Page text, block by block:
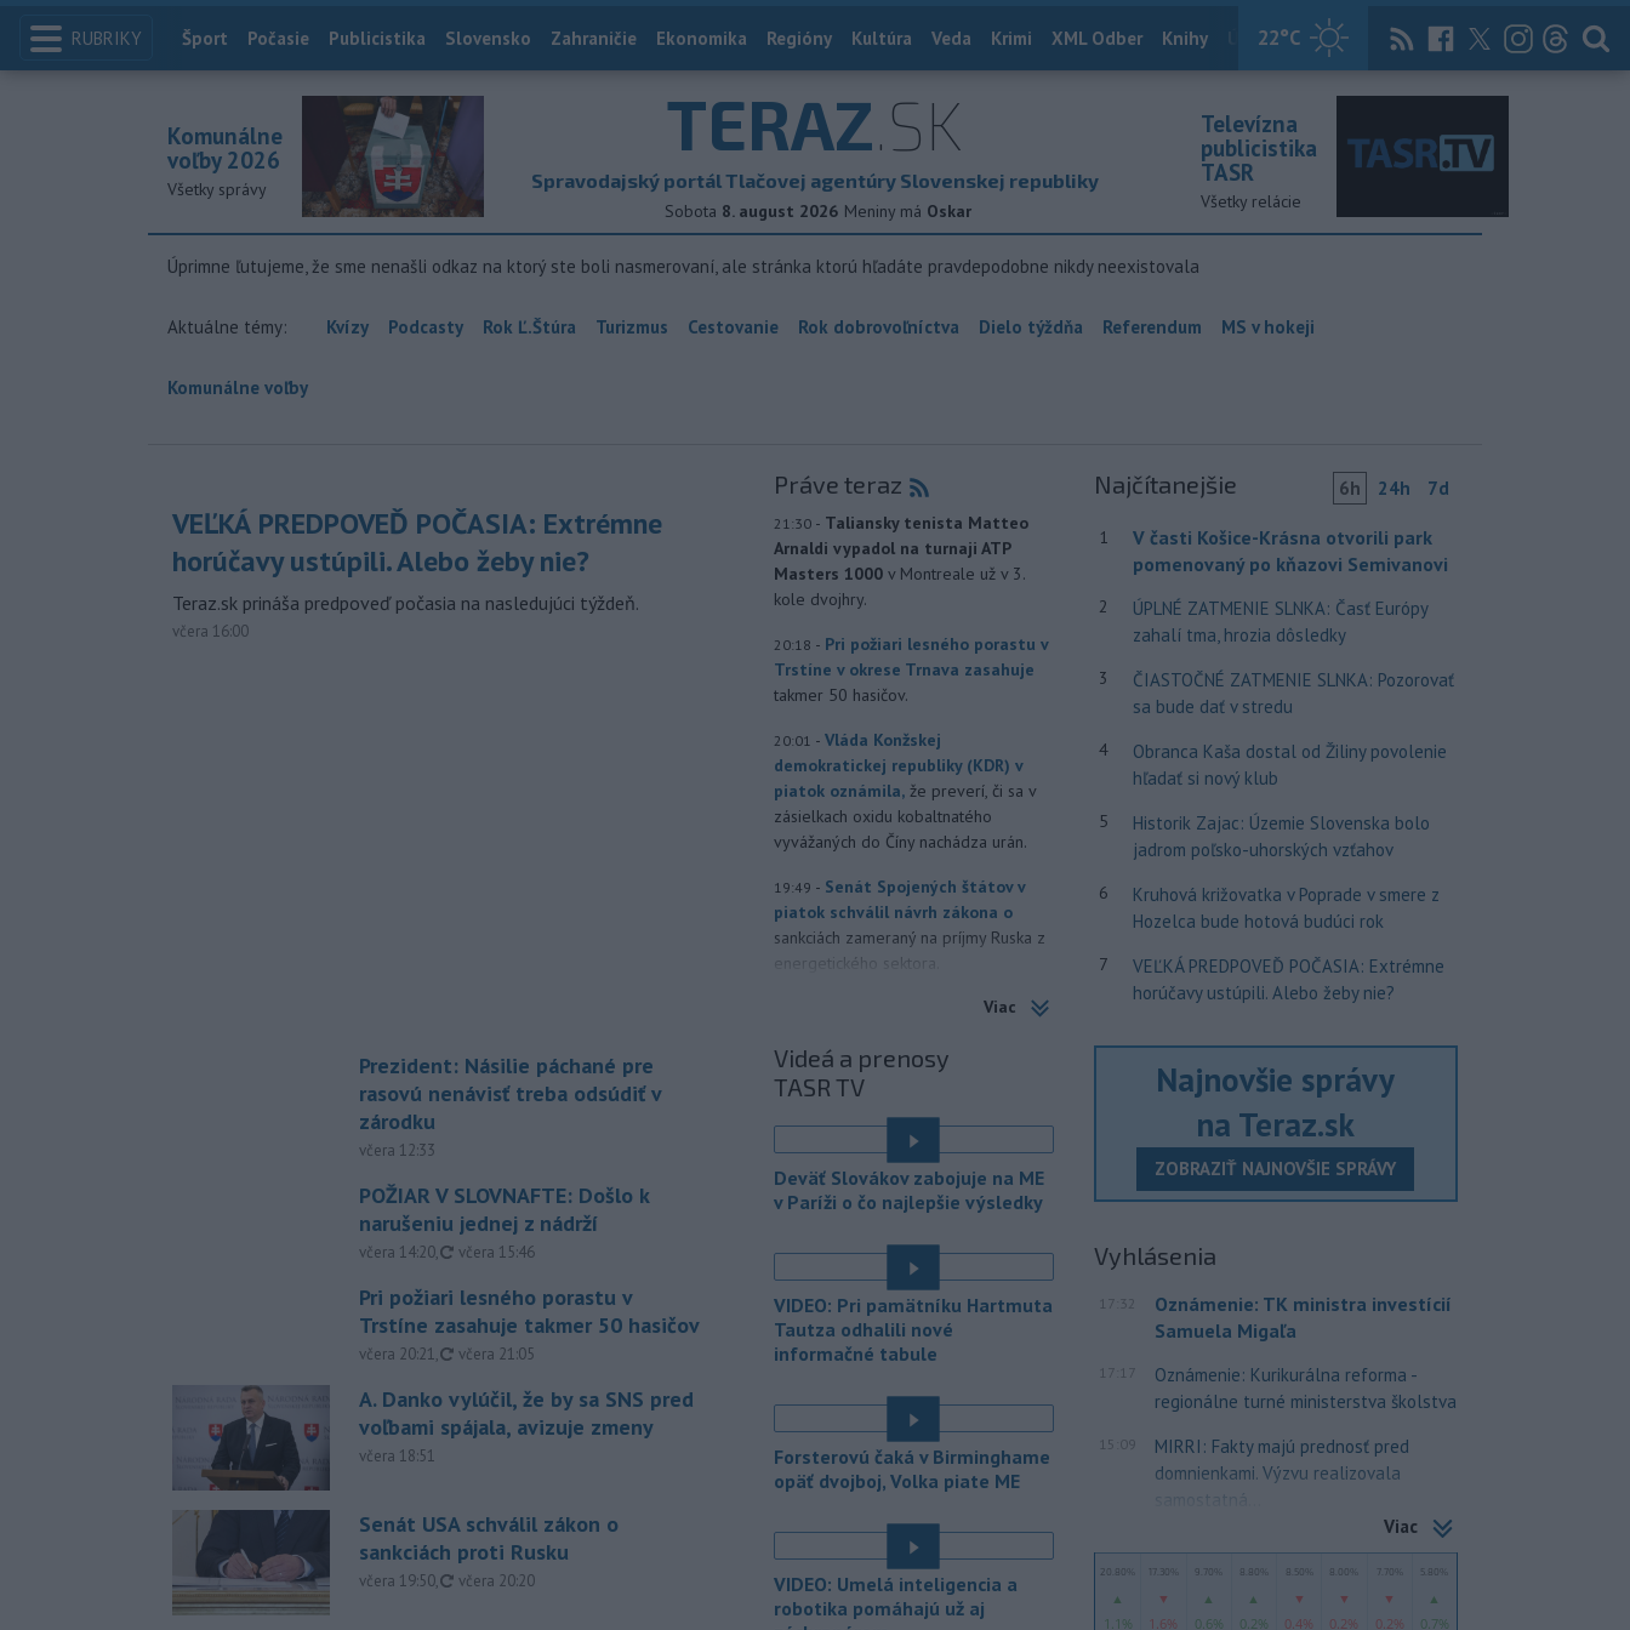
RUBRIKY 22°C
Index
Šport Počasie Publicistika Slovensko Zahraničie Ekonomika Regióny Kultúra Veda Krimi XML Odber Knihy Útulkovo Magazín News Now Archív
TERAZ.SK
Spravodajský portál Tlačovej agentúry Slovenskej republiky
Sobota 8. august 2026 Meniny má Oskar
Komunálne
voľby 2026
Všetky správy
Televízna
publicistika
TASR
Všetky relácie
Úprimne ľutujeme, že sme nenašli odkaz na ktorý ste boli nasmerovaní, ale stránka ktorú hľadáte pravdepodobne nikdy neexistovala
Aktuálne témy: Kvízy Podcasty Rok Ľ.Štúra Turizmus Cestovanie Rok dobrovoľníctva Dielo týždňa Referendum MS v hokeji
Komunálne voľby
VEĽKÁ PREDPOVEĎ POČASIA: Extrémne
horúčavy ustúpili. Alebo žeby nie?
Teraz.sk prináša predpoveď počasia na nasledujúci týždeň.
včera 16:00
Prezident: Násilie páchané pre
rasovú nenávisť treba odsúdiť v
zárodku
včera 12:33
POŽIAR V SLOVNAFTE: Došlo k
narušeniu jednej z nádrží
včera 14:20, aktualizované
včera 15:46
Pri požiari lesného porastu v
Trstíne zasahuje takmer 50 hasičov
včera 20:21, aktualizované
včera 21:05
A. Danko vylúčil, že by sa SNS pred
voľbami spájala, avizuje zmeny
včera 18:51
Senát USA schválil zákon o
sankciách proti Rusku
včera 19:50, aktualizované
včera 20:20
Práve teraz
21:30 - Taliansky tenista Matteo
Arnaldi vypadol na turnaji ATP
Masters 1000 v Montreale už v 3.
kole dvojhry.
20:18 - Pri požiari lesného porastu v
Trstíne v okrese Trnava zasahuje
takmer 50 hasičov.
20:01 - Vláda Konžskej
demokratickej republiky (KDR) v
piatok oznámila, že preverí, či sa v
zásielkach oxidu kobaltnatého
vyvážaných do Číny nachádza urán.
19:49 - Senát Spojených štátov v
piatok schválil návrh zákona o
sankciách zameraný na príjmy Ruska z
energetického sektora.
Slovenská polícia prispela k
ktorý sa podarilo ukončiť
právoplatným odsúdením páchateľa v
15:21 - Piatkový požiar v
bratislavskej rafinérii Slovnaft je
pod kontrolou.Príčina jeho vzniku
TASR to potvrdil hovorca rafinérie
Anton Molnár.
15:17 - Ministerstvo kultúry (MK) SR
upraví verziu opatrenia o
pôsobnosti rezortu.
14:17 -
V bratislavskej rafinérii
Slovnaft horí uskladnený ropný
produkt.
TASR o tom informovala
rafinéria s tým, že obyvateľom nehrozí
13:50 - Jedným zo zdravotných rizík
na festivale môže byť vyššia
Viac
Videá a prenosy
TASR TV
Deväť Slovákov zabojuje na ME
v Paríži o čo najlepšie výsledky
VIDEO: Pri pamätníku Hartmuta
Tautza odhalili nové
informačné tabule
Forsterovú čaká v Birminghame
opäť dvojboj, Volka piate ME
VIDEO: Umelá inteligencia a
robotika pomáhajú už aj
Najčítanejšie 6h 24h 7d
1
V časti Košice-Krásna otvorili park
pomenovaný po kňazovi Semivanovi
2
ÚPLNÉ ZATMENIE SLNKA: Časť Európy
zahalí tma, hrozia dôsledky
3
ČIASTOČNÉ ZATMENIE SLNKA: Pozorovať
sa bude dať v stredu
4
Obranca Kaša dostal od Žiliny povolenie
hľadať si nový klub
5
Historik Zajac: Územie Slovenska bolo
jadrom poľsko-uhorských vzťahov
6
Kruhová križovatka v Poprade v smere z
Hozelca bude hotová budúci rok
7
VEĽKÁ PREDPOVEĎ POČASIA: Extrémne
horúčavy ustúpili. Alebo žeby nie?
Najnovšie správy
na Teraz.sk
ZOBRAZIŤ NAJNOVŠIE SPRÁVY
Vyhlásenia
17:32
Oznámenie: TK ministra investícií
Samuela Migaľa
17:17
Oznámenie: Kurikurálna reforma -
regionálne turné ministerstva školstva
15:09
MIRRI: Fakty majú prednosť pred
domnienkami. Výzvu realizovala
samostatná...
Viac